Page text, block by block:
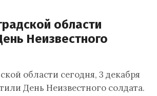
области
Неизвестного
области сегодня, 3 декабря
День Неизвестного солдата.